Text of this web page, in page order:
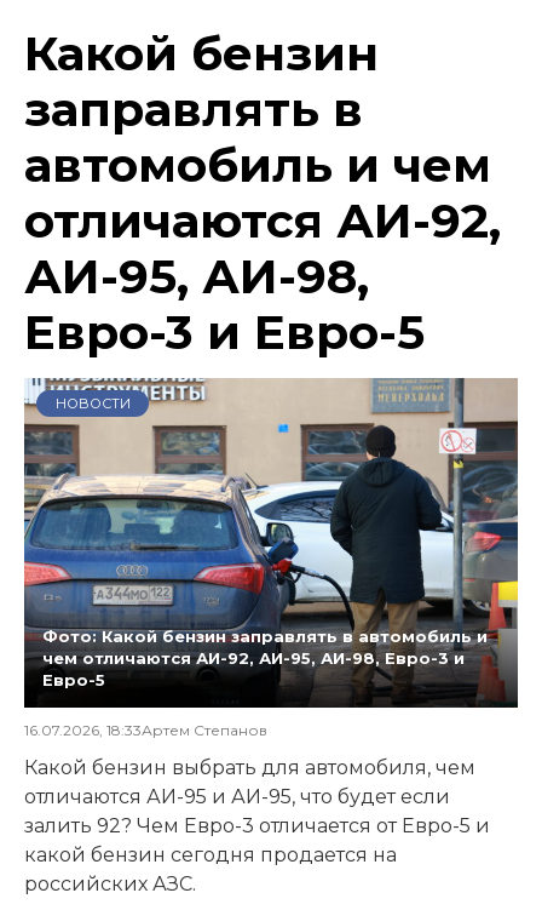
Какой бензин
заправлять в
автомобиль и чем
отличаются АИ-92,
АИ-95, АИ-98,
Евро-3 и Евро-5
НОВОСТИ
Фото: Какой бензин заправлять в автомобиль и
чем отличаются АИ-92, АИ-95, АИ-98, Евро-3 и
Евро-5
16.07.2026, 18:33Артем Степанов
Какой бензин выбрать для автомобиля, чем
отличаются АИ-95 и АИ-95, что будет если
залить 92? Чем Евро-3 отличается от Евро-5 и
какой бензин сегодня продается на
российских АЗС.